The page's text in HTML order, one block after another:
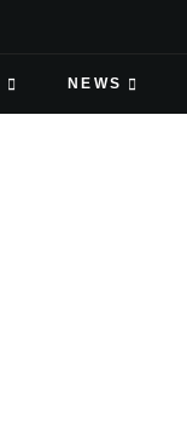
NEWS